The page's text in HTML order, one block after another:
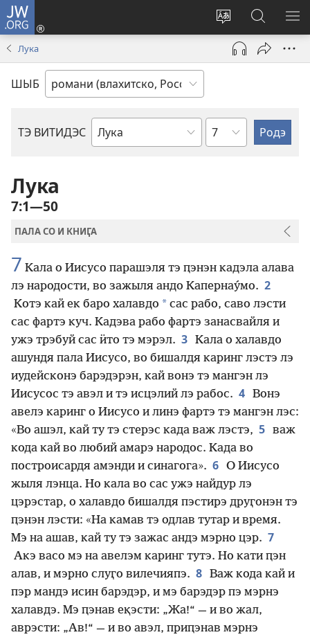
JW.ORG
Парув
шыб
Тэ
зажас
(открывается
Родэ
по
сайто
Лука
ШЫБ
ТЭ ВИТИДЭС
по
по
главам
Лука
7:1—50
ПАЛА СО И КНИӶА
7 Кала о Иисусо парашэля тэ ԥэнэн кадэла алава
лэ народости, во зажыля андо Капернау́мо. 2
Котэ кай ек баро халавдо * сас рабо, саво лэсти
сас фартэ куч. Кадэва рабо фартэ занасвайля и
ужэ трэбуй сас ӥто тэ мэрэл. 3 Кала о халавдо
ашундя пала Иисусо, во бишалдя каринг лэстэ лэ
иудейсконэ барэдэрэн, кай вонэ тэ мангэн лэ
Иисусос тэ авэл и тэ исцэлий лэ рабос. 4 Вонэ
авелэ каринг о Иисусо и линэ фартэ тэ мангэн лэс:
«Во ашэл, кай ту тэ стерэс када важ лэстэ, 5 важ
кода кай во любий амарэ народос. Када во
построисардя амэнди и синагога». 6 О Иисусо
жыля лэнца. Но кала во сас ужэ найдур лэ
цэрэстар, о халавдо бишалдя пэстирэ друӷонэн тэ
ԥэнэн лэсти: «На камав тэ одлав тутар и время.
Мэ на ашав, кай ту тэ зажас андэ мэрно цэр. 7
Акэ васо мэ на авелэм каринг тутэ. Но кати ԥэн
алав, и мэрно слуӷо вилечияпэ. 8 Важ кода кай и
пэр мандэ исин барэдэр, и мэ барэдэр пэ мэрнэ
халавдэ. Мэ ԥэнав еқэсти: „Жа!“ — и во жал,
аврэсти: „Ав!“ — и во авэл, приԥэнав мэрнэ